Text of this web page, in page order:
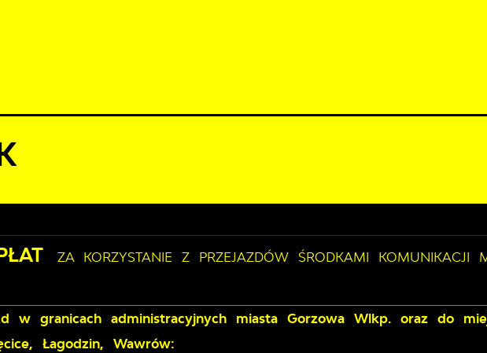
ZA KORZYSTANIE Z PRZEJAZDÓW ŚRODKAMI KOMUNIKACJI
w granicach administracyjnych miasta Gorzowa Wlkp. oraz do
Łagodzin, Wawrów: